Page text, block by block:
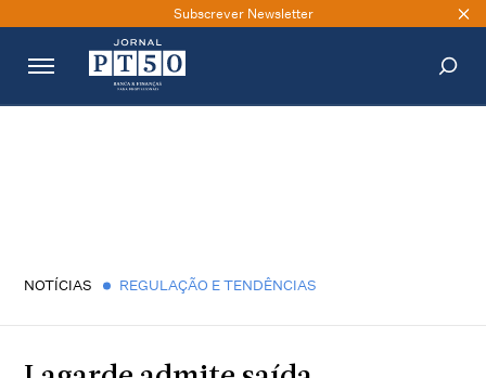
Subscrever Newsletter
NOTÍCIAS REGULAÇÃO E TENDÊNCIAS